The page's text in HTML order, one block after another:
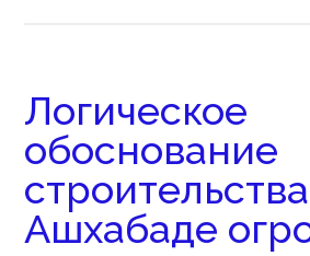
Логическое
обоснование
Ашхабаде